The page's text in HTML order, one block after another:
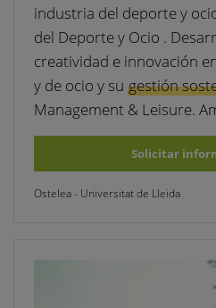
industria del deporte y
del Deporte y Ocio .
creatividad e innovación
y de ocio y su gestión
Management & Leisure.
Solicitar
Ostelea - Universitat de Lleida